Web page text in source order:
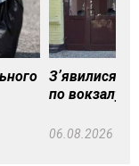
Зʼявилися
по вокзалу в
06.08.2026